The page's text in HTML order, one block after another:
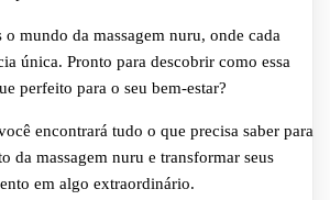
mundo da massagem nuru, onde cada
única. Pronto para descobrir como essa
perfeito para o seu bem-estar?
encontrará tudo o que precisa saber para
da massagem nuru e transformar seus
em algo extraordinário.